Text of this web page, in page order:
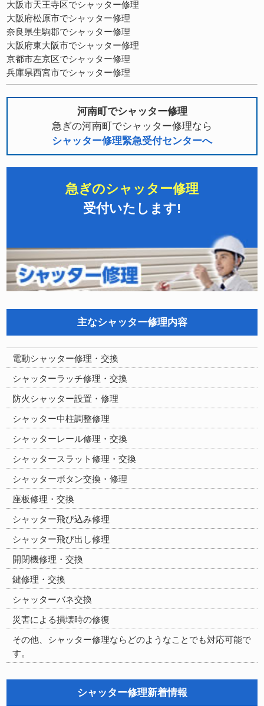
大阪市天王寺区でシャッター修理
大阪府松原市でシャッター修理
奈良県生駒郡でシャッター修理
大阪府東大阪市でシャッター修理
京都市左京区でシャッター修理
兵庫県西宮市でシャッター修理
河南町でシャッター修理
急ぎの河南町でシャッター修理なら
シャッター修理緊急受付センターへ
急ぎのシャッター修理
受付いたします!
主なシャッター修理内容
電動シャッター修理・交換
シャッターラッチ修理・交換
防火シャッター設置・修理
シャッター中柱調整修理
シャッターレール修理・交換
シャッタースラット修理・交換
シャッターボタン交換・修理
座板修理・交換
シャッター飛び込み修理
シャッター飛び出し修理
開閉機修理・交換
鍵修理・交換
シャッターバネ交換
災害による損壊時の修復
その他、シャッター修理ならどのようなことでも対応可能で
す。
シャッター修理新着情報